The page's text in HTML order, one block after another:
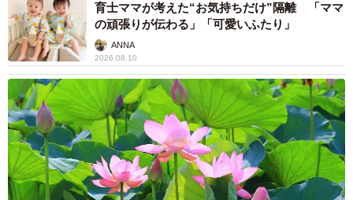
育士ママが考えた“お気持ちだけ”隔離 「ママ
の頑張りが伝わる」「可愛いふたり」
ANNA
2026.08.10